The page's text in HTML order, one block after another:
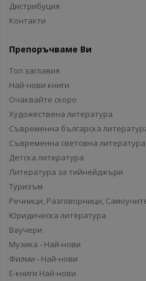
Дистрибуция
Контакти
Препоръчваме Ви
Топ заглавия
Най-нови книги
Очаквайте скоро
Художествена литература
Съвременна българска
Съвременна световна литература
Детска литература
Литература за тийнейджъри
Туризъм
Речници, Разговорници,
Юридическа литература
Ваучери
Музика - Най-нови
Филми - Най-нови
Е-книги Най-нови